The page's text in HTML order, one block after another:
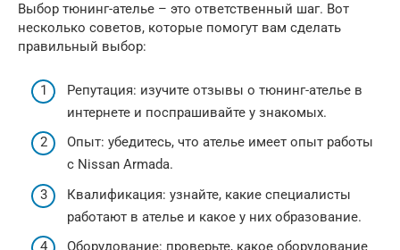
Выбор тюнинг-ателье – это ответственный шаг. Вот
несколько советов, которые помогут вам сделать
правильный выбор:
Репутация: изучите отзывы о тюнинг-ателье в
интернете и поспрашивайте у знакомых.
Опыт: убедитесь, что ателье имеет опыт работы
с Nissan Armada.
Квалификация: узнайте, какие специалисты
работают в ателье и какое у них образование.
Оборудование: проверьте, какое оборудование